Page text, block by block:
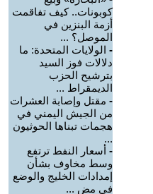
كوبونات.. كيف تفاقمت
أزمة البنزين في
الموصل؟ ...
- الولايات المتحدة: ما
دلالات فوز السيد
بترشيح الحزب
الديمقراط ...
- مقتل وإصابة العشرات
من الجيش اليمني في
هجمات تبناها الحوثيون
...
- أسعار النفط ترتفع
وسط مخاوف بشأن
إمدادات الخليج والوضع
في مض ...